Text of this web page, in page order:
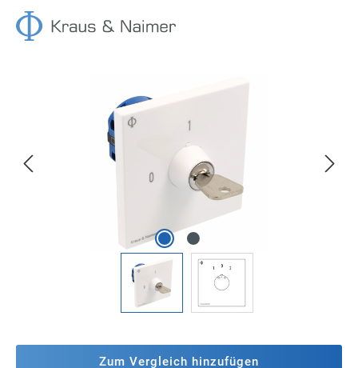
Zum Vergleich hinzufügen